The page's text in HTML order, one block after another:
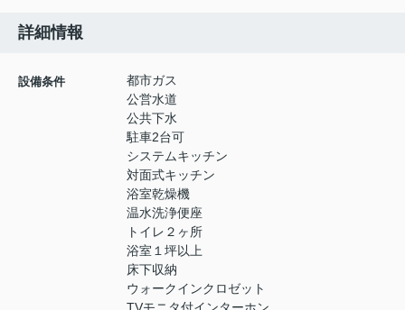
詳細情報
設備条件
都市ガス
公営水道
公共下水
駐車2台可
システムキッチン
対面式キッチン
浴室乾燥機
温水洗浄便座
トイレ２ヶ所
浴室１坪以上
床下収納
ウォークインクロゼット